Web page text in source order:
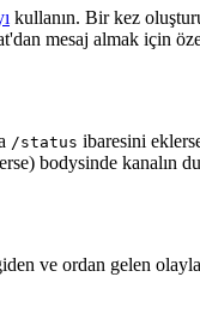
kullanın. Bir kez
mesaj almak için
/status ibaresini
bodysinde kanalın
ve ordan gelen